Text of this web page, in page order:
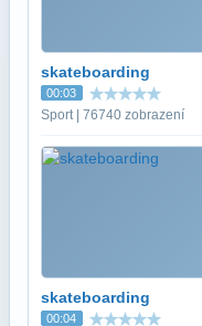
skateboarding
00:03
Sport | 76740 zobrazení
skateboarding
00:04